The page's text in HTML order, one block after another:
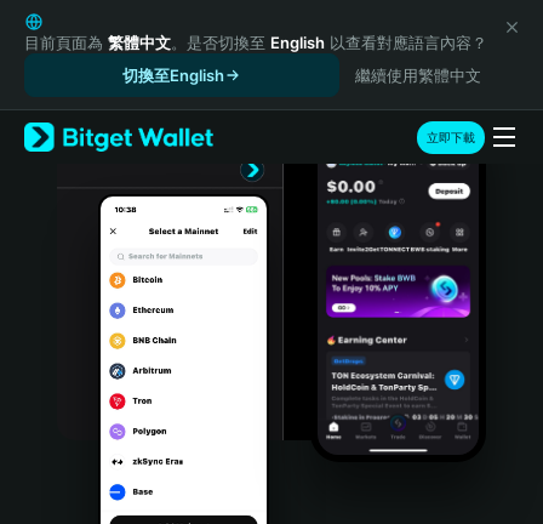
English
日本語
Русский
Español (Latinoamérica)
Türkçe
Português (Portugal)
Bahasa Indonesia
Português (Brasil)
目前頁面為 繁體中文。是否切換至 English 以查看對應語言內容？
切換至English
繼續使用繁體中文
立即下載